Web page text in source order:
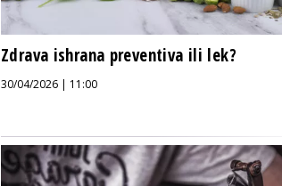
Zdrava ishrana preventiva ili lek?
30/04/2026 | 11:00